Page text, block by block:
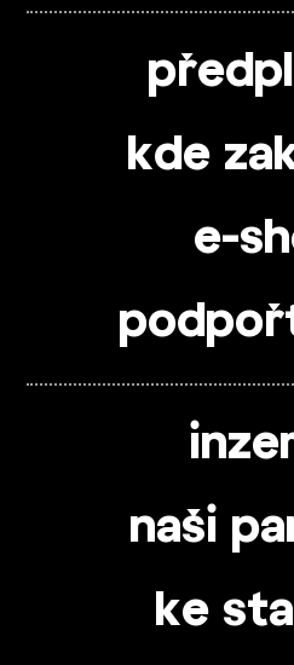
kde
e-
naši
ke